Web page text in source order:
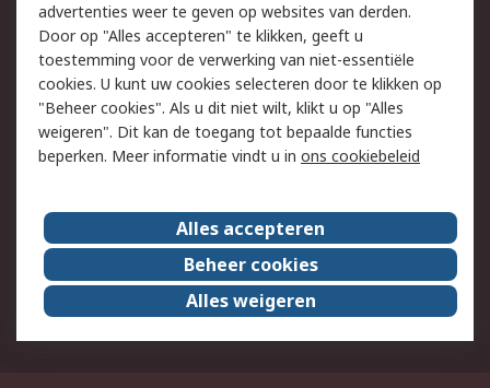
Wettelijk
Cookiebeleid
Email veiligheid
Privacybeleid
Websitevoorwaarden
Algemene
verkoopvoorwaarden
Over RS
RS Group
Over ons
RS wereldwijd
Werken bij RS
ESG
advertenties weer te geven op websites van derden.
Door op "Alles accepteren" te klikken, geeft u
toestemming voor de verwerking van niet-essentiële
cookies. U kunt uw cookies selecteren door te klikken op
"Beheer cookies". Als u dit niet wilt, klikt u op "Alles
weigeren". Dit kan de toegang tot bepaalde functies
beperken. Meer informatie vindt u in ons cookiebeleid
Alles accepteren
Beheer cookies
Alles weigeren